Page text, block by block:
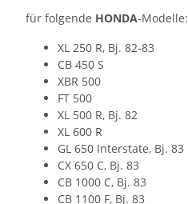
für folgende HONDA-Modelle:
XL 250 R, Bj. 82-83
CB 450 S
XBR 500
FT 500
XL 500 R, Bj. 82
XL 600 R
GL 650 Interstate, Bj. 83
CX 650 C, Bj. 83
CB 1000 C, Bj. 83
CB 1100 F, Bj. 83